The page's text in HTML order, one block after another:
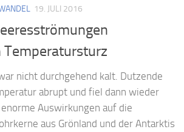
19. JULI 2016
Temperatursturz
nicht durchgehend kalt. Dutzende
abrupt und fiel dann wieder
Auswirkungen auf die
aus Grönland und der Antarktis